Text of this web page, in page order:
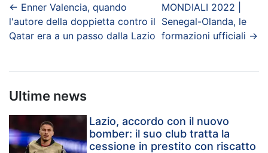
← Enner Valencia, quando
l'autore della doppietta contro il
Qatar era a un passo dalla Lazio
MONDIALI 2022 |
Senegal-Olanda, le
formazioni ufficiali →
Ultime news
Lazio, accordo con il nuovo
bomber: il suo club tratta la
cessione in prestito con riscatto